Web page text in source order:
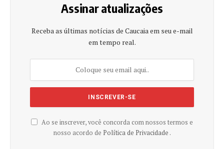
Assinar atualizações
Receba as últimas notícias de Caucaia em seu e-mail
em tempo real.
Ao se inscrever, você concorda com nossos termos e
nosso acordo de Política de Privacidade .